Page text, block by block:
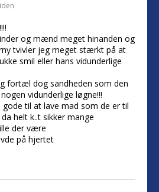
og mænd meget hinanden og
tvivler jeg meget stærkt på at
smil eller hans vidunderlige
fortæl dog sandheden som den
vidunderlige løgne!!!
gode til at lave mad som de er til
helt k..t sikker mange
der være
på hjertet